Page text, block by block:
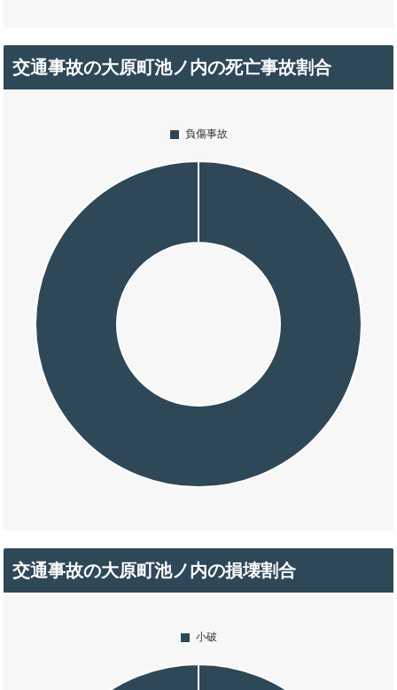
交通事故の大原町池ノ内の死亡事故割合
交通事故の大原町池ノ内の損壊割合